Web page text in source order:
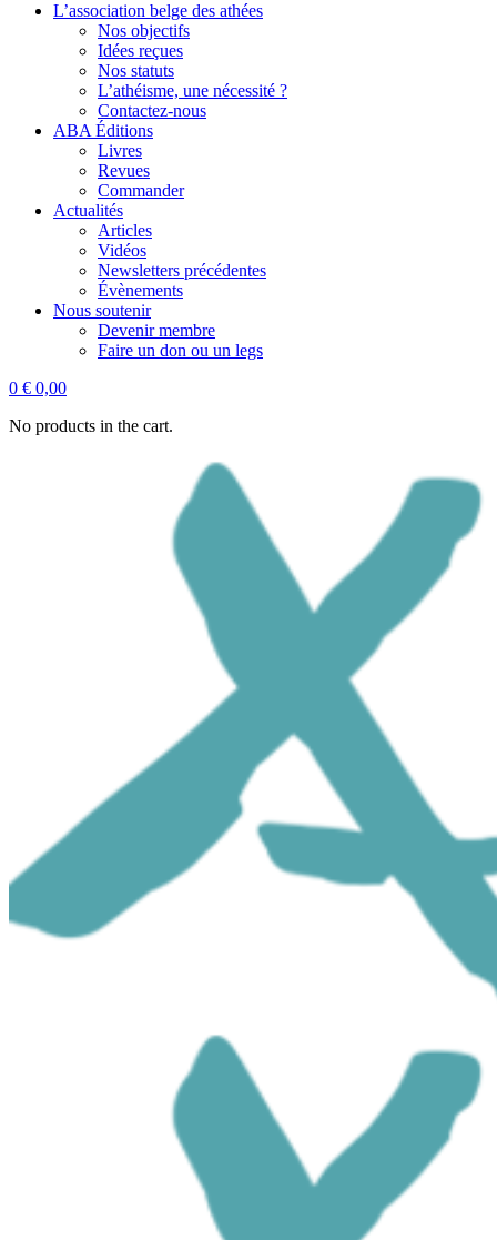
L’association belge des athées
Nos objectifs
Idées reçues
Nos statuts
L’athéisme, une nécessité ?
Contactez-nous
ABA Éditions
Livres
Revues
Commander
Actualités
Articles
Vidéos
Newsletters précédentes
Évènements
Nous soutenir
Devenir membre
Faire un don ou un legs
0 € 0,00
No products in the cart.